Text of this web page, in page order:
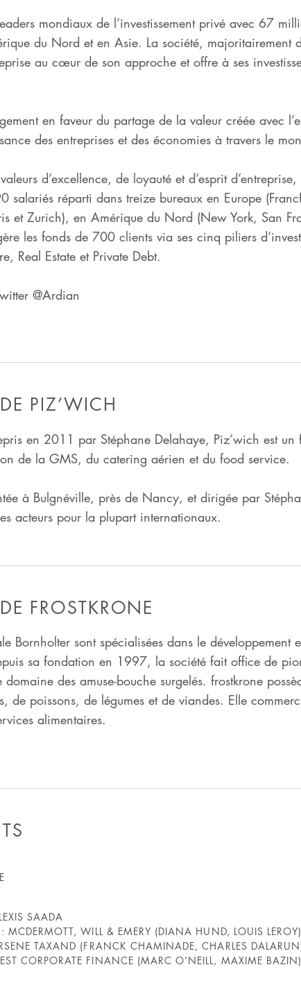
mondiaux de l’investissement privé avec 67
du Nord et en Asie. La société, majoritairement
au cœur de son approche et offre à ses
en faveur du partage de la valeur créée avec
des entreprises et des économies à travers le
d’excellence, de loyauté et d’esprit
salariés réparti dans treize bureaux en Europe
et Zurich), en Amérique du Nord (New York, San
les fonds de 700 clients via ses cinq piliers
Real Estate et Private Debt.
@Ardian
PIZ’WICH
en 2011 par Stéphane Delahaye, Piz’wich est un
de la GMS, du catering aérien et du food service.
à Bulgnéville, près de Nancy, et dirigée par
acteurs pour la plupart internationaux.
FROSTKRONE
Bornholter sont spécialisées dans le développement
sa fondation en 1997, la société fait office de
des amuse-bouche surgelés. frostkrone
de poissons, de légumes et de viandes. Elle
alimentaires.
SAADA
MCDERMOTT, WILL & EMERY (DIANA HUND, LOUIS LEROY)
TAXAND (FRANCK CHAMINADE, CHARLES
CORPORATE FINANCE (MARC O’NEILL, MAXIME BAZIN)